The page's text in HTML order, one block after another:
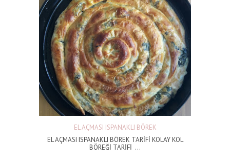
EL AÇMASI ISPANAKLI BÖREK
EL AÇMASI ISPANAKLI BÖREK TARİFİ KOLAY KOL
BÖREĞİ TARİFİ ...